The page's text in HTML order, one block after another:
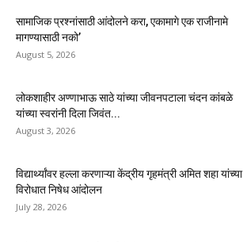
सामाजिक प्रश्नांसाठी आंदोलने करा, एकामागे एक राजीनामे
मागण्यासाठी नको’
August 5, 2026
लोकशाहीर अण्णाभाऊ साठे यांच्या जीवनपटाला चंदन कांबळे
यांच्या स्वरांनी दिला जिवंत...
August 3, 2026
विद्यार्थ्यांवर हल्ला करणाऱ्या केंद्रीय गृहमंत्री अमित शहा यांच्या
विरोधात निषेध आंदोलन
July 28, 2026